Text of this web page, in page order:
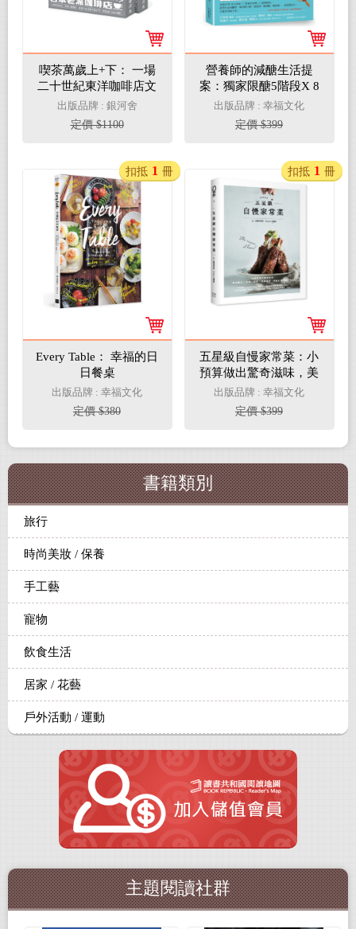
喫茶萬歲上+下： 一場
二十世紀東洋咖啡店文
化的紀實壯遊。
出版品牌 : 銀河舍
定價 $1100
營養師的減醣生活提
案：獨家限醣5階段X 8
大肥胖案例破解 X 50道
減醣家常菜，打造不失
敗的瘦身計畫
出版品牌 : 幸福文化
定價 $399
Every Table： 幸福的日
日餐桌
出版品牌 : 幸福文化
定價 $380
扣抵 1 冊
五星級自慢家常菜：小
預算做出驚奇滋味，美
味配方+烹調一點訣+簡
單擺盤，自家料理華麗
升級！
出版品牌 : 幸福文化
定價 $399
扣抵 1 冊
書籍類別
旅行
時尚美妝 / 保養
手工藝
寵物
飲食生活
居家 / 花藝
戶外活動 / 運動
主題閱讀社群